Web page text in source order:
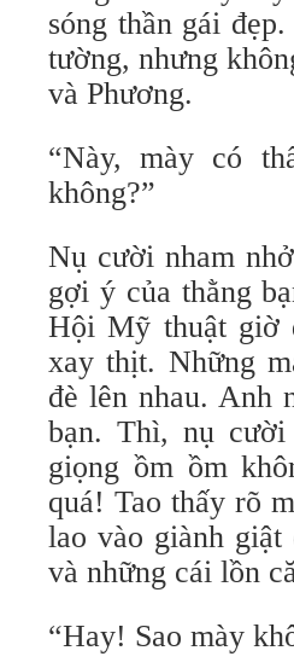
sóng thần gái
tường, nhưng
và Phương.
“Này, mày có
không?”
Nụ cười nham
gợi ý của thằng
Hội Mỹ thuật giờ
xay thịt. Những
đè lên nhau. Anh
bạn. Thì, nụ
giọng ồm ồm
quá! Tao thấy rõ
lao vào giành giật
và những cái lồn
“Hay! Sao mày